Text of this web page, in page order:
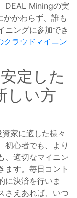
DEAL Miningの実
かわらず、誰も
ニングに参加でき
クラウドマイニン
定した
しい方
家に適した様々
初心者でも、より
、適切なマイニン
ます。毎日コント
に決済を行いま
さえあれば、いつ